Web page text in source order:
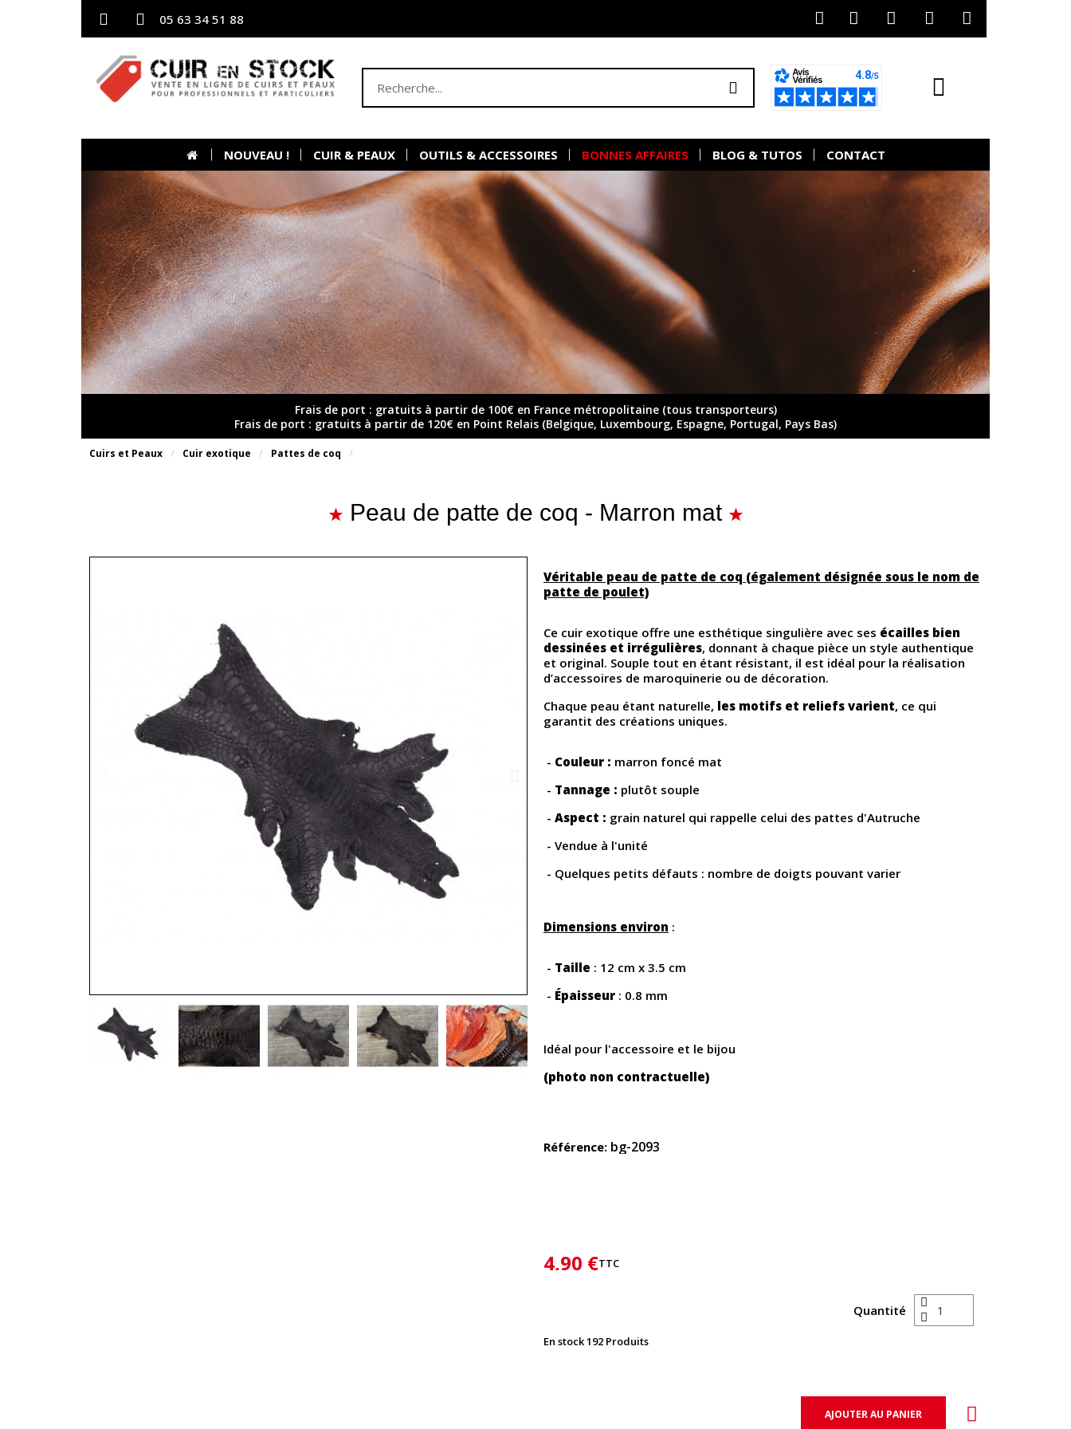
05 63 34 51 88
NOUVEAU ! CUIR & PEAUX OUTILS & ACCESSOIRES BONNES AFFAIRES BLOG & TUTOS CONTACT
Frais de port : gratuits à partir de 100€ en France métropolitaine (tous transporteurs)
Frais de port : gratuits à partir de 120€ en Point Relais (Belgique, Luxembourg, Espagne, Portugal, Pays Bas)
Cuirs et Peaux Cuir exotique Pattes de coq
Peau de patte de coq - Marron mat
Véritable peau de patte de coq (également désignée sous le nom de
patte de poulet)
Ce cuir exotique offre une esthétique singulière avec ses écailles bien
dessinées et irrégulières, donnant à chaque pièce un style authentique
et original. Souple tout en étant résistant, il est idéal pour la réalisation
d’accessoires de maroquinerie ou de décoration.
Chaque peau étant naturelle, les motifs et reliefs varient, ce qui
garantit des créations uniques.
- Couleur : marron foncé mat
- Tannage : plutôt souple
- Aspect : grain naturel qui rappelle celui des pattes d'Autruche
- Vendue à l'unité
- Quelques petits défauts : nombre de doigts pouvant varier
Dimensions environ :
- Taille : 12 cm x 3.5 cm
- Épaisseur : 0.8 mm
Idéal pour l'accessoire et le bijou
(photo non contractuelle)
Référence bg-2093
4,90 €TTC
Quantité
En stock192 Produits
AJOUTER AU PANIER